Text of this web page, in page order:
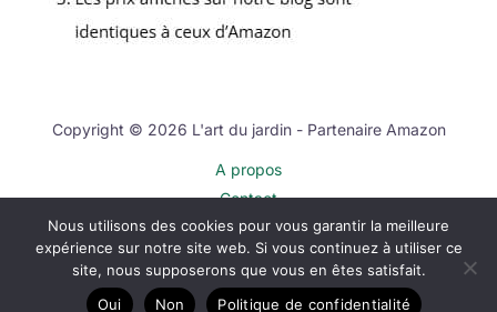
Copyright © 2026 L'art du jardin - Partenaire Amazon
A propos
Contact
Plan du site
Mentions légales
Politique de confidentialité
Nous utilisons des cookies pour vous garantir la meilleure
expérience sur notre site web. Si vous continuez à utiliser ce
site, nous supposerons que vous en êtes satisfait.
Oui
Non Politique de confidentialité